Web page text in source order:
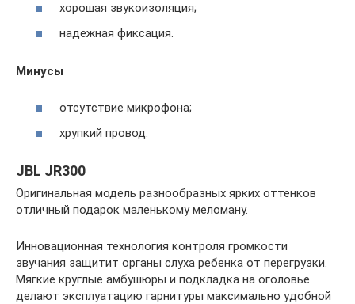
хорошая звукоизоляция;
надежная фиксация.
Минусы
отсутствие микрофона;
хрупкий провод.
JBL JR300
Оригинальная модель разнообразных ярких оттенков
отличный подарок маленькому меломану.
Инновационная технология контроля громкости
звучания защитит органы слуха ребенка от перегрузки.
Мягкие круглые амбушюры и подкладка на оголовье
делают эксплуатацию гарнитуры максимально удобной